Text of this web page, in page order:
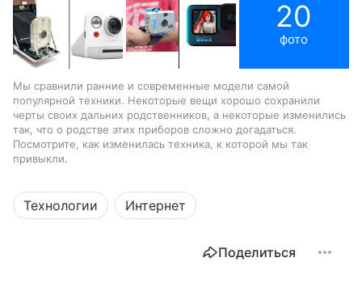
20
фото
Мы сравнили ранние и современные модели самой
популярной техники. Некоторые вещи хорошо сохранили
черты своих дальних родственников, а некоторые изменились
так, что о родстве этих приборов сложно догадаться.
Посмотрите, как изменилась техника, к которой мы так
привыкли.
Технологии Интернет
Поделиться